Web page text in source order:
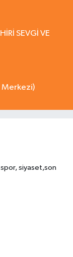
SEVGİ VE
RAM (Rehberlik Araştırma Merkezi)
siyaset,son